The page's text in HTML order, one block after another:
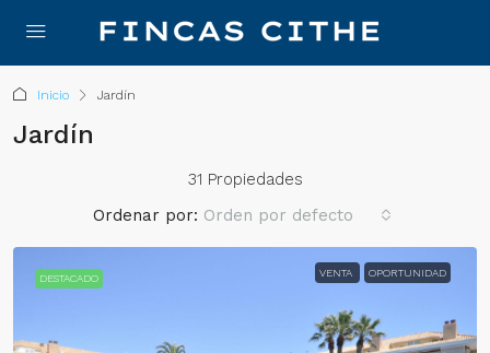
Inicio Jardín
Jardín
31 Propiedades
Ordenar por: Orden por defecto
DESTACADO VENTA OPORTUNIDAD